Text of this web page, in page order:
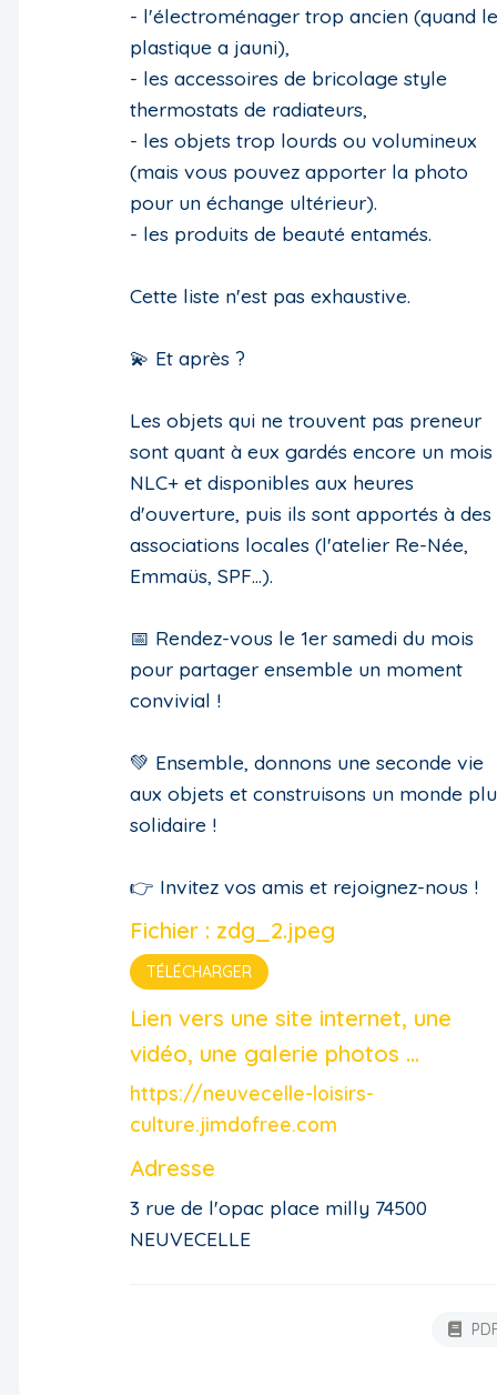
- l'électroménager trop ancien (quand le
plastique a jauni),
- les accessoires de bricolage style
thermostats de radiateurs,
- les objets trop lourds ou volumineux
(mais vous pouvez apporter la photo
pour un échange ultérieur).
- les produits de beauté entamés.
Cette liste n'est pas exhaustive.
💫 Et après ?
Les objets qui ne trouvent pas preneur
sont quant à eux gardés encore un mois
NLC+ et disponibles aux heures
d'ouverture, puis ils sont apportés à des
associations locales (l'atelier Re-Née,
Emmaüs, SPF...).
📅 Rendez-vous le 1er samedi du mois
pour partager ensemble un moment
convivial !
💚 Ensemble, donnons une seconde vie
aux objets et construisons un monde
solidaire !
👉 Invitez vos amis et rejoignez-nous !
Fichier : zdg_2.jpeg
TÉLÉCHARGER
Lien vers une site internet, une
vidéo, une galerie photos ...
https://neuvecelle-loisirs-
culture.jimdofree.com
Adresse
3 rue de l'opac place milly 74500
NEUVECELLE